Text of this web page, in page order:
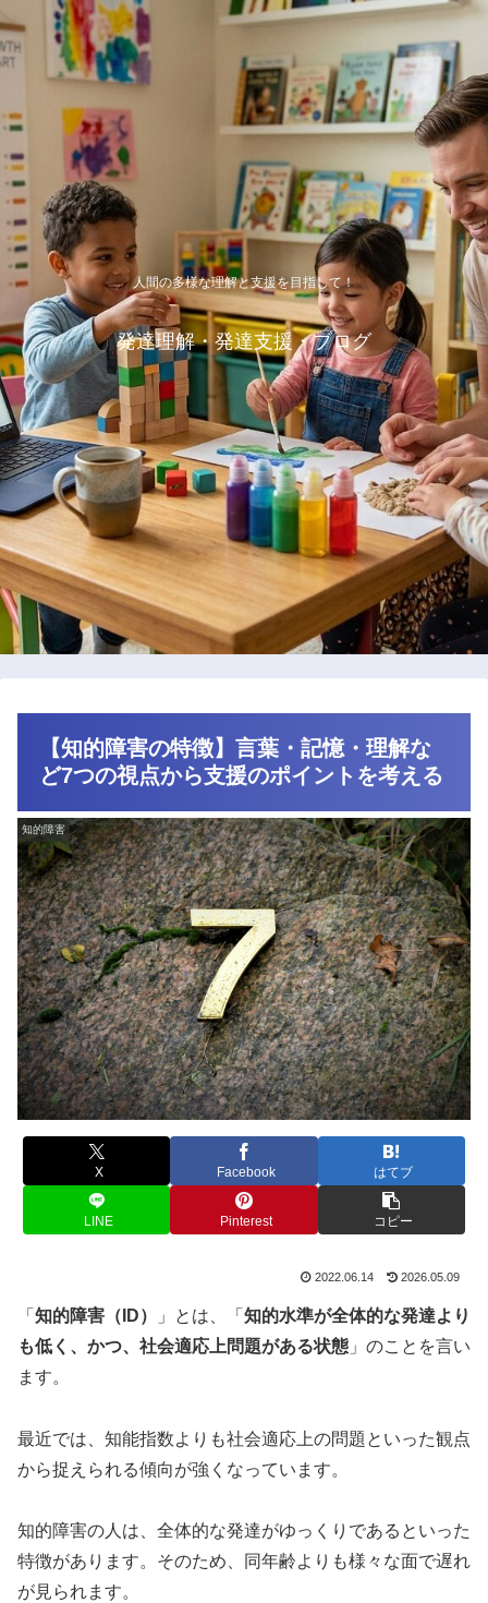
人間の多様な理解と支援を目指して！
発達理解・発達支援・ブログ
【知的障害の特徴】言葉・記憶・理解な
ど7つの視点から支援のポイントを考える
知的障害
X Facebook はてブ
LINE Pinterest コピー
2022.06.14 2026.05.09
「 知的障害（ID） 」 とは、「 知的水準が全体的な発達より
も低く、かつ、社会適応上問題がある状態 」のこと を言い
ます。
最近では、知能指数よりも社会適応上の問題といった観点
から捉えられる傾向が強くなっています。
知的障害の人は、全体的な発達がゆっくりであるといった
特徴があります。そのため、同年齢よりも様々な面で遅れ
が見られます。